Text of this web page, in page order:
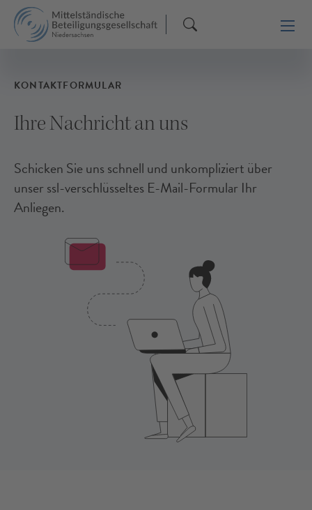
KONTAKTFORMULAR
Ihre Nachricht an uns
Schicken Sie uns schnell und unkompliziert über
unser ssl-verschlüsseltes E-Mail-Formular Ihr
Anliegen.